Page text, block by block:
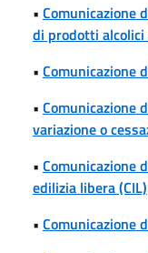
• Comunicazione
di prodotti
• Comunicazione
• Comunicazione
variazione o
• Comunicazione
edilizia libera (CIL)
• Comunicazione